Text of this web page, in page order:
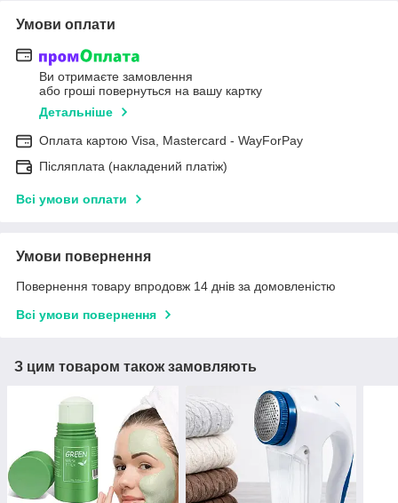
Умови оплати
Ви отримаєте замовлення
або гроші повернуться на вашу картку
Детальніше
Оплата картою Visa, Mastercard - WayForPay
Післяплата (накладений платіж)
Всі умови оплати
Умови повернення
Повернення товару впродовж 14 днів за домовленістю
Всі умови повернення
З цим товаром також замовляють